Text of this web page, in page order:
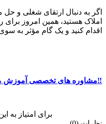
اگر به دنبال ارتقای شغلی و
اقدام کنید و یک گام مؤثر به
‼️مشاوره های تخصصی آموزش
برای امتیاز به